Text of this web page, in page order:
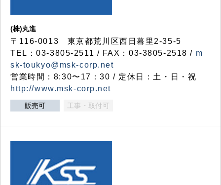
(株)丸進
〒116-0013 東京都荒川区西日暮里2-35-5
TEL：03-3805-2511 / FAX：03-3805-2518 / m
sk-toukyo@msk-corp.net
営業時間：8:30〜17：30 / 定休日：土・日・祝
http://www.msk-corp.net
販売可 工事・取付可